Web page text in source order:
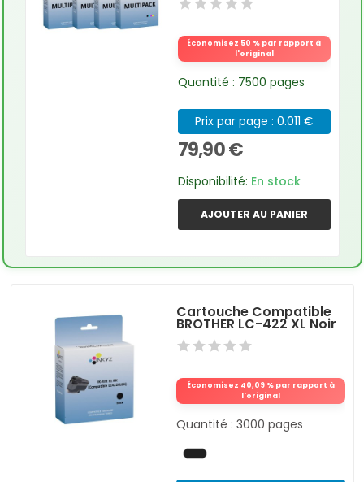
Économisez 50 % par rapport à
l'original
Quantité : 7500 pages
Prix par page : 0.011 €
79,90 €
Disponibilité: En stock
AJOUTER AU PANIER
Cartouche Compatible
BROTHER LC-422 XL Noir
Économisez 40,09 % par rapport à
l'original
Quantité : 3000 pages